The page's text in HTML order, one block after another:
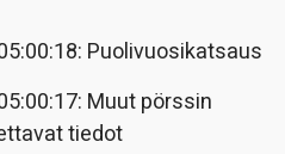
Puolivuosikatsaus
Muut pörssin
tiedot